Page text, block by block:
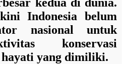
Indonesia belum
nasional untuk
konservasi
hayati yang dimiliki.